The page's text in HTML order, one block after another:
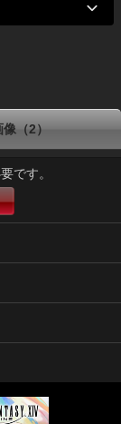
像（2）
です。